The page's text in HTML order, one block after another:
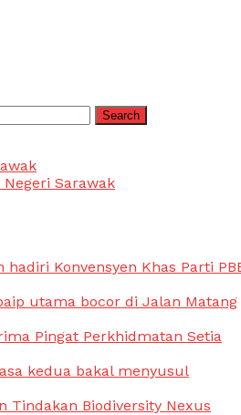
Sarawak
Konvensyen Khas Parti
utama bocor di Jalan Matang
Pingat Perkhidmatan Setia
kedua bakal menyusul
Tindakan Biodiversity Nexus